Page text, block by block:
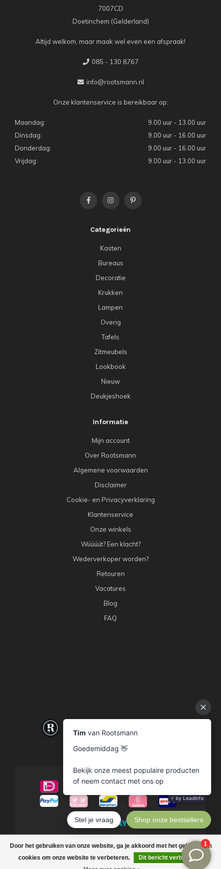
Door het gebruiken van onze website, ga je akkoord met het gebruik van
cookies om onze website te verbeteren.
Dit bericht verbergen
7007CD
Doetinchem (Gelderland)
Altijd welkom, maar maak wel even een afspraak!
085 - 130 8767
info@rootsmann.nl
Onze klantenservice is bereikbaar op:
Maandag:
9.00 uur - 13.00 uur
Dinsdag:
9.00 uur - 16.00 uur
Donderdag:
9.00 uur - 16.00 uur
Vrijdag:
9.00 uur - 13.00 uur
Categorieën
Kasten
Bureaus
Decoratie
Krukken
Lampen
Overig
Tafels
Zitmeubels
Lookbook
Nieuw
Deukjeshoek
Informatie
Mijn account
Over Rootsmann
Algemene voorwaarden
Disclaimer
Cookie- en Privacyverklaring
Klantenservice
Onze winkels
Wúúúút? Een klacht?
Wederverkoper worden?
Retouren
Vacatures
Blog
FAQ